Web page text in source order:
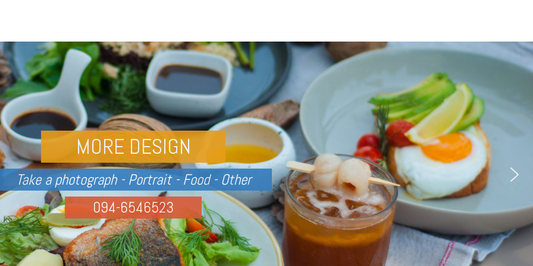
MORE DESIGN
Take a photograph - Portrait - Food - Other
094-6546523